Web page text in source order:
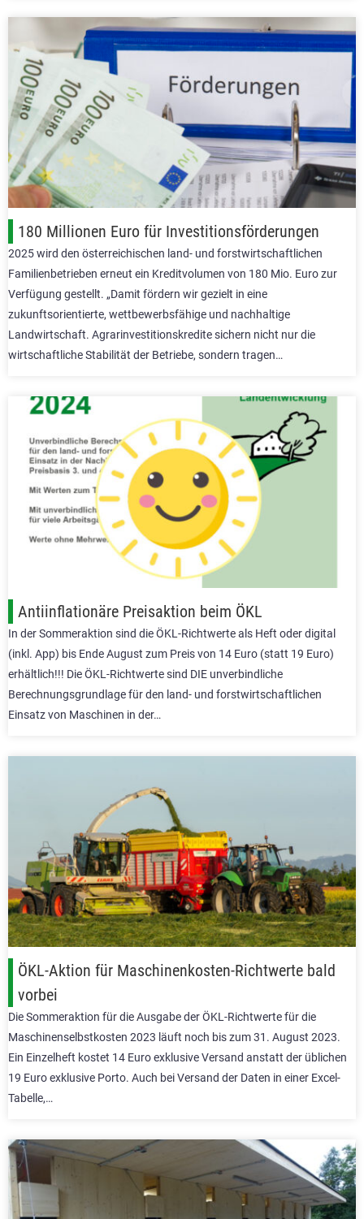
180 Millionen Euro für Investitionsförderungen
2025 wird den österreichischen land- und forstwirtschaftlichen
Familienbetrieben erneut ein Kreditvolumen von 180 Mio. Euro zur
Verfügung gestellt. „Damit fördern wir gezielt in eine
zukunftsorientierte, wettbewerbsfähige und nachhaltige
Landwirtschaft. Agrarinvestitionskredite sichern nicht nur die
wirtschaftliche Stabilität der Betriebe, sondern tragen…
Antiinflationäre Preisaktion beim ÖKL
In der Sommeraktion sind die ÖKL-Richtwerte als Heft oder digital
(inkl. App) bis Ende August zum Preis von 14 Euro (statt 19 Euro)
erhältlich!!! Die ÖKL-Richtwerte sind DIE unverbindliche
Berechnungsgrundlage für den land- und forstwirtschaftlichen
Einsatz von Maschinen in der…
ÖKL-Aktion für Maschinenkosten-Richtwerte bald
vorbei
Die Sommeraktion für die Ausgabe der ÖKL-Richtwerte für die
Maschinenselbstkosten 2023 läuft noch bis zum 31. August 2023.
Ein Einzelheft kostet 14 Euro exklusive Versand anstatt der üblichen
19 Euro exklusive Porto. Auch bei Versand der Daten in einer Excel-
Tabelle,…